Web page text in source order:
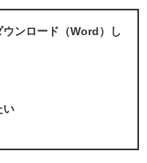
ンロード（Word）し
い